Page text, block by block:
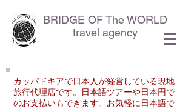
BRIDGE OF The WORLD
travel agency
カッパドキアで日本人が経営している現地
旅行代理店です。
日本語ツアーや日本円で
のお支払いもできます。 ​お気軽に日本語で